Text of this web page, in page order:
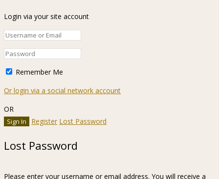
Login via your site account
Remember Me
Or login via a social network account
OR
Register Lost Password
Lost Password
Please enter your username or email address. You will receive a